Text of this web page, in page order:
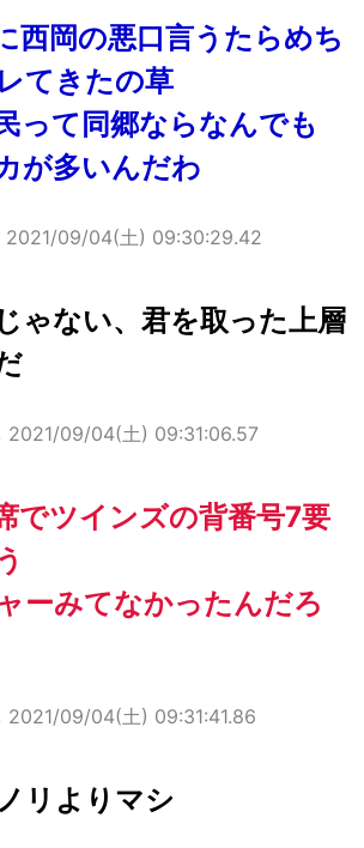
西岡の悪口言うたらめち
てきたの草
って同郷ならなんでも
が多いんだわ
2021/09/04(土) 09:30:29.42
ゃない、君を取った上層
2021/09/04(土) 09:31:06.57
でツインズの背番号7要
ーみてなかったんだろ
2021/09/04(土) 09:31:41.86
リよりマシ